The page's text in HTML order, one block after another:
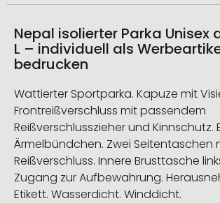
Nepal isolierter Parka Unisex
L – individuell als
bedrucken
Wattierter Sportparka. Kapuze mit
Frontreißverschluss mit passendem
Reißverschlusszieher und Kinnschutz.
Ärmelbündchen. Zwei Seitentaschen
Reißverschluss. Innere Brusttasche
Zugang zur Aufbewahrung.
Etikett. Wasserdicht. Winddicht.